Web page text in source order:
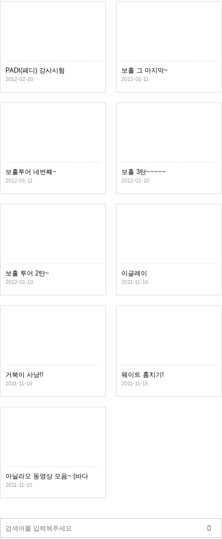
PADI(페디) 강사시험
2012-02-20
보홀 그 마지막~
2012-01-11
보홀투어 네번째~
2012-01-11
보홀 3탄~~~~~
2012-01-10
보홀 투어 2탄~
2012-01-10
이글레이
2011-11-16
거북이 사냥!!
2011-11-16
웨이트 훔치기!
2011-11-15
아닐라오 동영상 모음~ (바다
속)
2011-11-15